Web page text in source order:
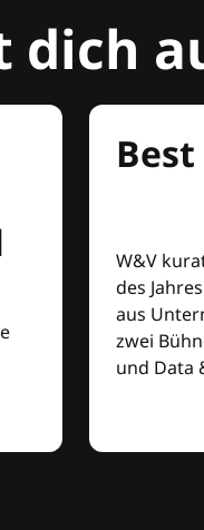
Best
W&V
des
aus
zwei
und Data